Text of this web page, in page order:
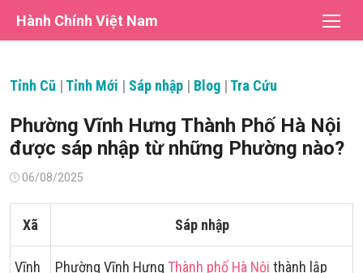
Hành Chính Việt Nam
Tỉnh Cũ | Tỉnh Mới | Sáp nhập | Blog | Tra Cứu
Phường Vĩnh Hưng Thành Phố Hà Nội
được sáp nhập từ những Phường nào?
Đăng06/08/2025
Xã Sáp nhập
Vĩnh
Phường Vĩnh Hưng Thành phố Hà Nội thành lập